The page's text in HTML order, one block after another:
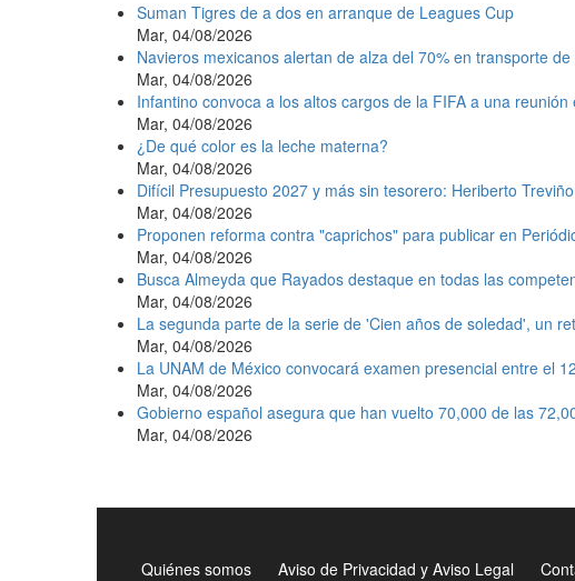
Suman Tigres de a dos en arranque de Leagues Cup
Mar, 04/08/2026
Navieros mexicanos alertan de alza del 70% en transporte
Mar, 04/08/2026
Infantino convoca a los altos cargos de la FIFA a una
Mar, 04/08/2026
¿De qué color es la leche materna?
Mar, 04/08/2026
Difícil Presupuesto 2027 y más sin tesorero: Heriberto Treviño
Mar, 04/08/2026
Proponen reforma contra "caprichos" para publicar en
Mar, 04/08/2026
Busca Almeyda que Rayados destaque en todas las
Mar, 04/08/2026
La segunda parte de la serie de 'Cien años de soledad', un
Mar, 04/08/2026
La UNAM de México convocará examen presencial entre el
Mar, 04/08/2026
Gobierno español asegura que han vuelto 70,000 de las
Mar, 04/08/2026
Quiénes somos Aviso de Privacidad y Aviso Legal